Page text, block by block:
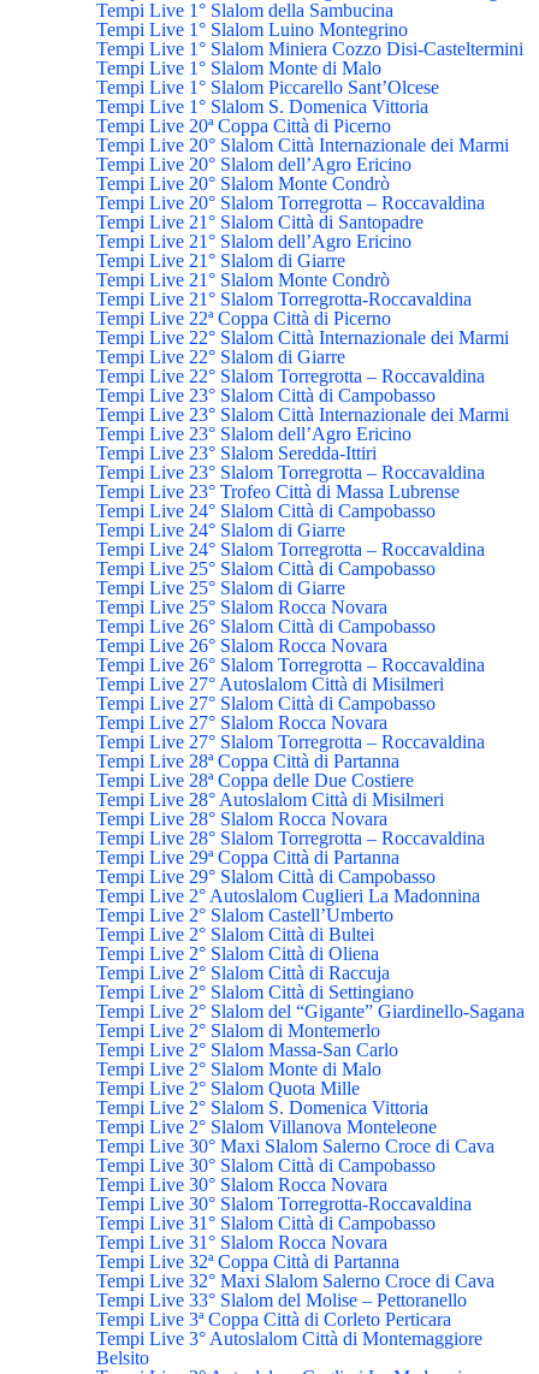
Tempi Live 1° Slalom della Sambucina
Tempi Live 1° Slalom Luino Montegrino
Tempi Live 1° Slalom Miniera Cozzo Disi-Casteltermini
Tempi Live 1° Slalom Monte di Malo
Tempi Live 1° Slalom Piccarello Sant’Olcese
Tempi Live 1° Slalom S. Domenica Vittoria
Tempi Live 20ª Coppa Città di Picerno
Tempi Live 20° Slalom Città Internazionale dei Marmi
Tempi Live 20° Slalom dell’Agro Ericino
Tempi Live 20° Slalom Monte Condrò
Tempi Live 20° Slalom Torregrotta – Roccavaldina
Tempi Live 21° Slalom Città di Santopadre
Tempi Live 21° Slalom dell’Agro Ericino
Tempi Live 21° Slalom di Giarre
Tempi Live 21° Slalom Monte Condrò
Tempi Live 21° Slalom Torregrotta-Roccavaldina
Tempi Live 22ª Coppa Città di Picerno
Tempi Live 22° Slalom Città Internazionale dei Marmi
Tempi Live 22° Slalom di Giarre
Tempi Live 22° Slalom Torregrotta – Roccavaldina
Tempi Live 23° Slalom Città di Campobasso
Tempi Live 23° Slalom Città Internazionale dei Marmi
Tempi Live 23° Slalom dell’Agro Ericino
Tempi Live 23° Slalom Seredda-Ittiri
Tempi Live 23° Slalom Torregrotta – Roccavaldina
Tempi Live 23° Trofeo Città di Massa Lubrense
Tempi Live 24° Slalom Città di Campobasso
Tempi Live 24° Slalom di Giarre
Tempi Live 24° Slalom Torregrotta – Roccavaldina
Tempi Live 25° Slalom Città di Campobasso
Tempi Live 25° Slalom di Giarre
Tempi Live 25° Slalom Rocca Novara
Tempi Live 26° Slalom Città di Campobasso
Tempi Live 26° Slalom Rocca Novara
Tempi Live 26° Slalom Torregrotta – Roccavaldina
Tempi Live 27° Autoslalom Città di Misilmeri
Tempi Live 27° Slalom Città di Campobasso
Tempi Live 27° Slalom Rocca Novara
Tempi Live 27° Slalom Torregrotta – Roccavaldina
Tempi Live 28ª Coppa Città di Partanna
Tempi Live 28ª Coppa delle Due Costiere
Tempi Live 28° Autoslalom Città di Misilmeri
Tempi Live 28° Slalom Rocca Novara
Tempi Live 28° Slalom Torregrotta – Roccavaldina
Tempi Live 29ª Coppa Città di Partanna
Tempi Live 29° Slalom Città di Campobasso
Tempi Live 2° Autoslalom Cuglieri La Madonnina
Tempi Live 2° Slalom Castell’Umberto
Tempi Live 2° Slalom Città di Bultei
Tempi Live 2° Slalom Città di Oliena
Tempi Live 2° Slalom Città di Raccuja
Tempi Live 2° Slalom Città di Settingiano
Tempi Live 2° Slalom del “Gigante” Giardinello-Sagana
Tempi Live 2° Slalom di Montemerlo
Tempi Live 2° Slalom Massa-San Carlo
Tempi Live 2° Slalom Monte di Malo
Tempi Live 2° Slalom Quota Mille
Tempi Live 2° Slalom S. Domenica Vittoria
Tempi Live 2° Slalom Villanova Monteleone
Tempi Live 30° Maxi Slalom Salerno Croce di Cava
Tempi Live 30° Slalom Città di Campobasso
Tempi Live 30° Slalom Rocca Novara
Tempi Live 30° Slalom Torregrotta-Roccavaldina
Tempi Live 31° Slalom Città di Campobasso
Tempi Live 31° Slalom Rocca Novara
Tempi Live 32ª Coppa Città di Partanna
Tempi Live 32° Maxi Slalom Salerno Croce di Cava
Tempi Live 33° Slalom del Molise – Pettoranello
Tempi Live 3ª Coppa Città di Corleto Perticara
Tempi Live 3° Autoslalom Città di Montemaggiore
Belsito